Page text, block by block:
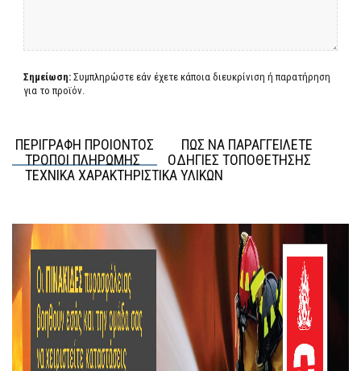
Σημείωση: Συμπληρώστε εάν έχετε κάποια διευκρίνιση ή παρατήρηση
για το προϊόν.
ΠΕΡΙΓΡΑΦΗ ΠΡΟΙΟΝΤΟΣ
ΠΩΣ ΝΑ ΠΑΡΑΓΓΕΙΛΕΤΕ
ΤΡΟΠΟΙ ΠΛΗΡΩΜΗΣ
ΟΔΗΓΙΕΣ ΤΟΠΟΘΕΤΗΣΗΣ
ΤΕΧΝΙΚΑ ΧΑΡΑΚΤΗΡΙΣΤΙΚΑ ΥΛΙΚΩΝ